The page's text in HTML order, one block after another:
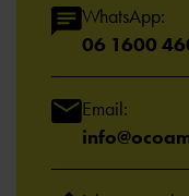
WhatsApp:
06 1600
Email: